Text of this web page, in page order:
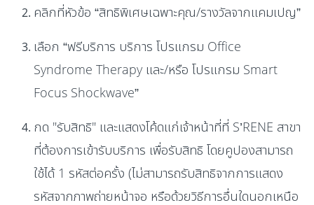
คลิกที่หัวข้อ “สิทธิพิเศษเฉพาะคุณ/รางวัลจากแคมเปญ”
เลือก “ฟรีบริการ บริการ โปรแกรม Office
Syndrome Therapy และ/หรือ โปรแกรม Smart
Focus Shockwave”
กด "รับสิทธิ" และแสดงโค้ดแก่เจ้าหน้าที่ที่ S’RENE สาขา
ที่ต้องการเข้ารับบริการ เพื่อรับสิทธิ โดยคูปองสามารถ
ใช้ได้ 1 รหัสต่อครั้ง (ไม่สามารถรับสิทธิจากการแสดง
รหัสจากภาพถ่ายหน้าจอ หรือด้วยวิธีการอื่นใดนอกเหนือ